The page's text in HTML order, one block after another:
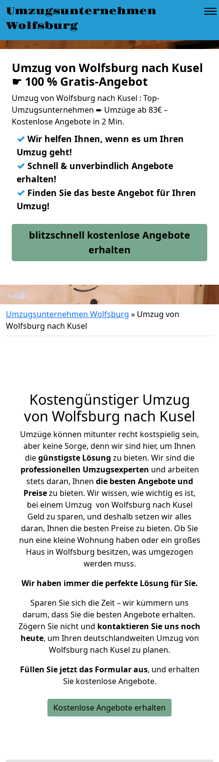
Umzugsunternehmen
Wolfsburg
Umzug von Wolfsburg nach Kusel
☛ 100 % Gratis-Angebot
Umzug von Wolfsburg nach Kusel : Top-
Umzugsunternehmen ➨ Umzüge ab 83€ –
Kostenlose Angebote in 2 Min.
✓ Wir helfen Ihnen, wenn es um Ihren
Umzug geht!
✓ Schnell & unverbindlich Angebote
erhalten!
✓ Finden Sie das beste Angebot für Ihren
Umzug!
blitzschnell kostenlose Angebote
erhalten
Umzugsunternehmen Wolfsburg » Umzug von
Wolfsburg nach Kusel
Kostengünstiger Umzug
von Wolfsburg nach Kusel
Umzüge können mitunter recht kostspielig sein,
aber keine Sorge, denn wir sind hier, um Ihnen
diegünstigste Lösung zu bieten. Wir sind die
professionellen Umzugsexperten und arbeiten
stets daran, Ihnen die besten Angebote und
Preisezu bieten. Wir wissen, wie wichtig es ist,
bei einem Umzug von Wolfsburg nach Kusel
Geld zu sparen, und deshalb setzen wir alles
daran, Ihnen die besten Preise zu bieten. Ob Sie
nun eine kleine Wohnung haben oder ein großes
Haus in Wolfsburg besitzen, was umgezogen
werden muss.
Wir haben immer die perfekte Lösung für Sie.
Sparen Sie sich die Zeit – wir kümmern uns
darum, dass Sie die besten Angebote erhalten.
Zögern Sie nicht und kontaktieren Sie uns noch
heute, um Ihren deutschlandweiten Umzug von
Wolfsburg nach Kusel zu planen.
Füllen Sie jetzt das Formular aus, und erhalten
Sie kostenlose Angebote.
Kostenlose Angebote erhalten